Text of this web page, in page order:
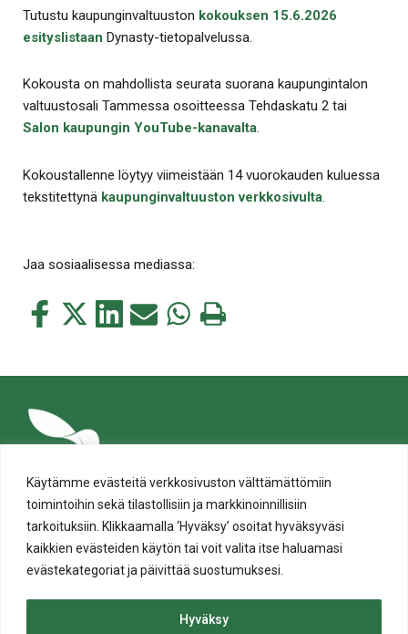
Käytämme evästeitä verkkosivuston välttämättömiin
toimintoihin sekä tilastollisiin ja markkinoinnillisiin
tarkoituksiin. Klikkaamalla ‘Hyväksy’ osoitat hyväksyväsi
kaikkien evästeiden käytön tai voit valita itse haluamasi
evästekategoriat ja päivittää suostumuksesi.
Hyväksy
Tutustu kaupunginvaltuuston kokouksen 15.6.2026
esityslistaan Dynasty-tietopalvelussa.
Kokousta on mahdollista seurata suorana kaupungintalon
valtuustosali Tammessa osoitteessa Tehdaskatu 2 tai
Salon kaupungin YouTube-kanavalta.
Kokoustallenne löytyy viimeistään 14 vuorokauden kuluessa
tekstitettynä kaupunginvaltuuston verkkosivulta
Jaa sosiaalisessa mediassa:
Jaa
Jaa
Jaa Jaa Jaa Tulosta